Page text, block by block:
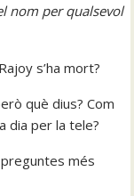
nom per qualsevol
s’ha mort?
què dius? Com
dia per la tele?
més